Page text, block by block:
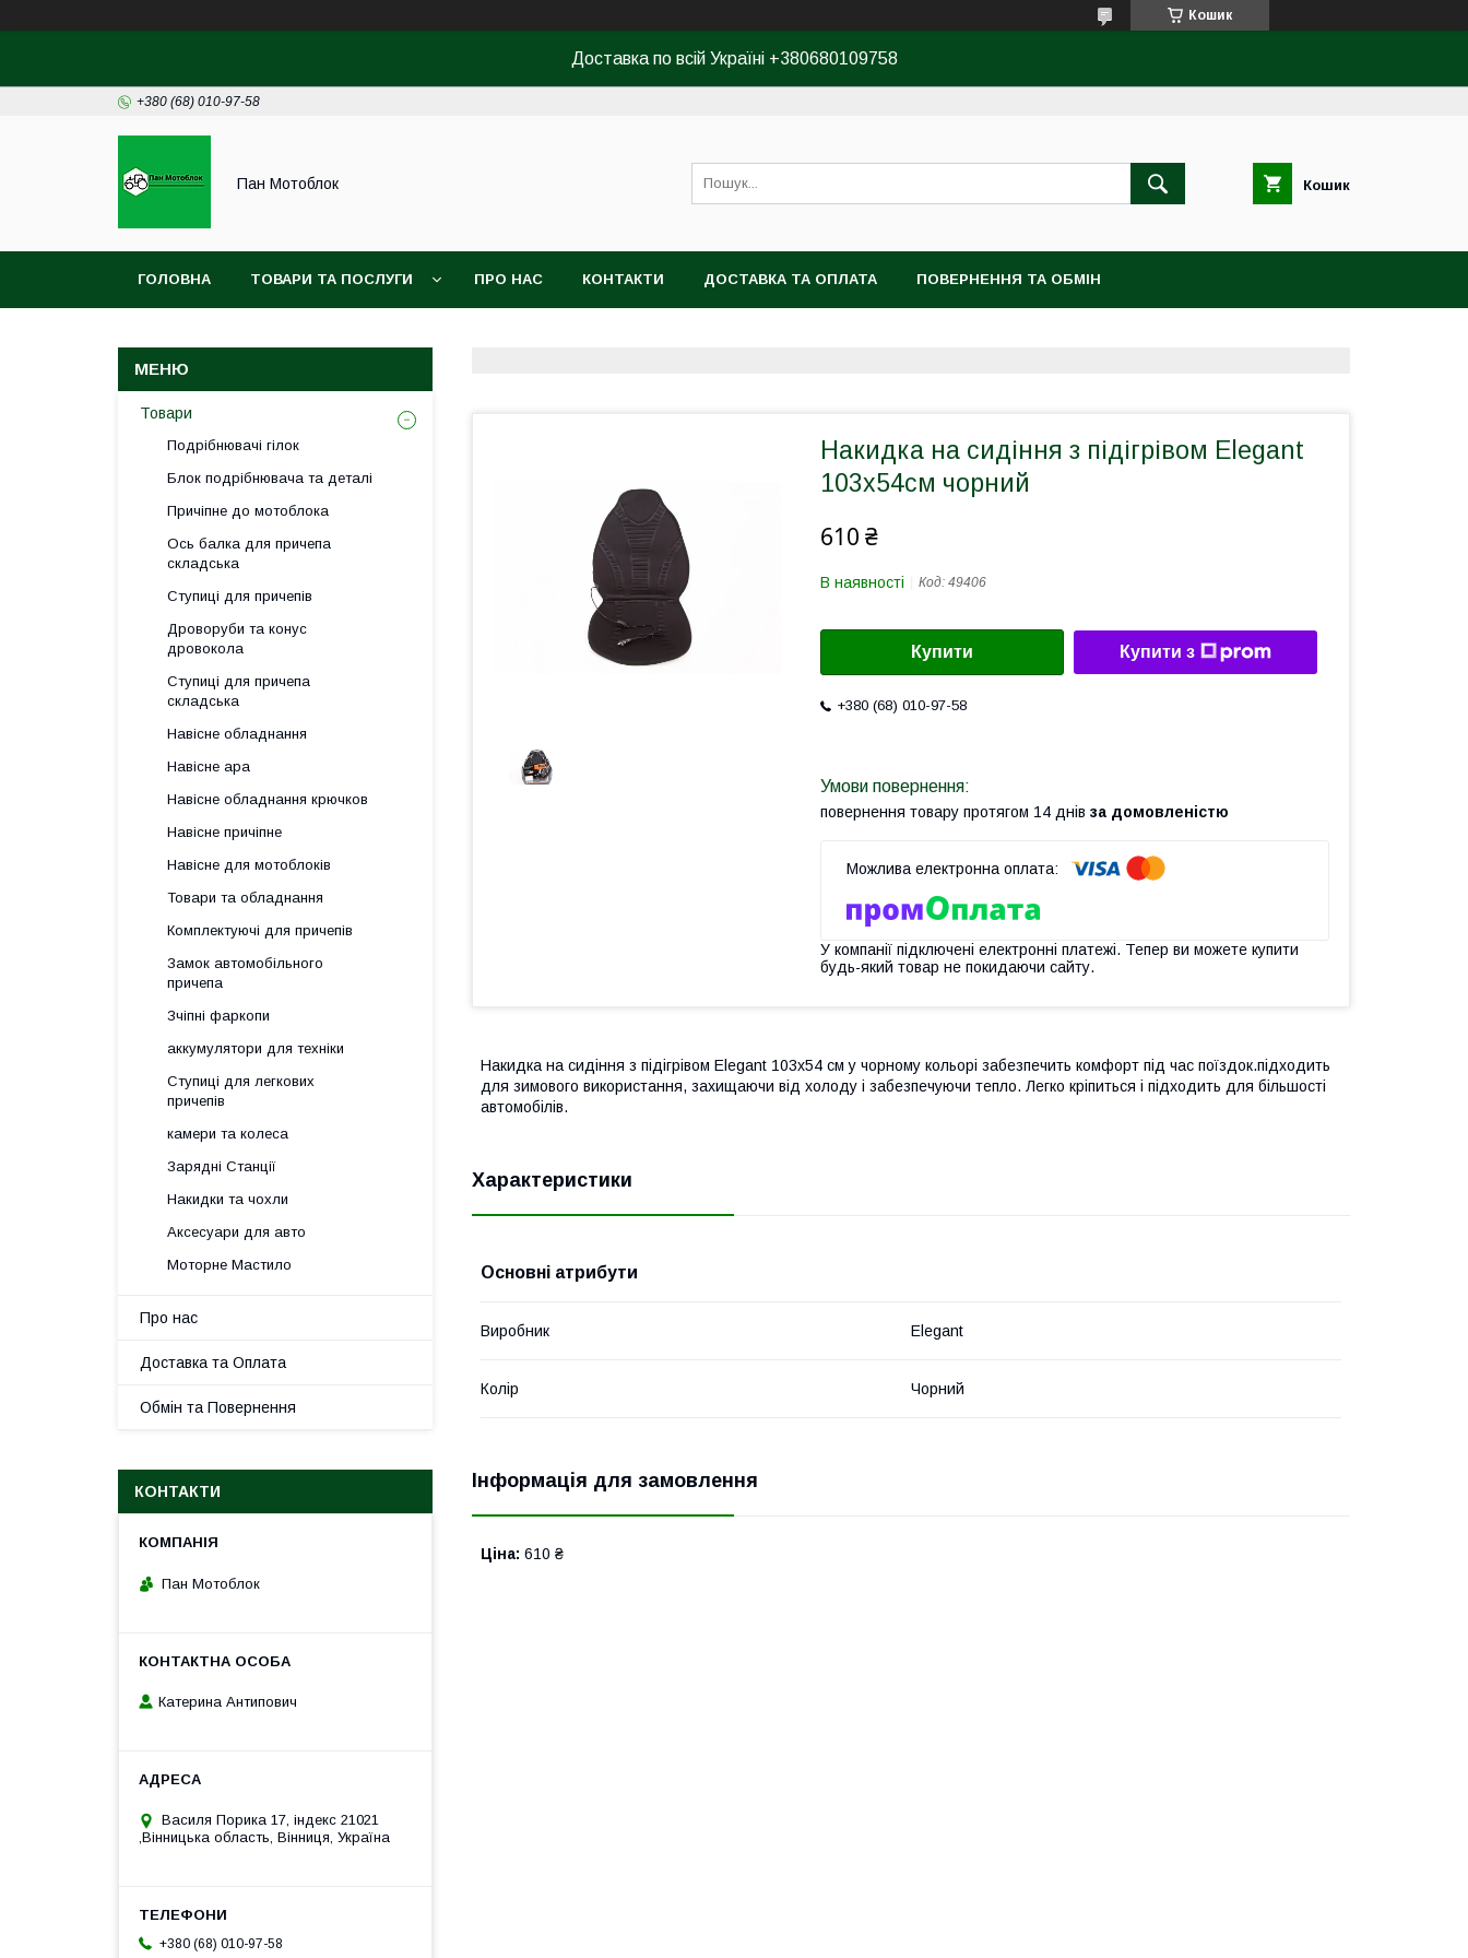
Кошик
Доставка по всій Україні +380680109758
+380 (68) 010-97-58
Пан Мотоблок Кошик
ГОЛОВНА ТОВАРИ ТА ПОСЛУГИ ПРО НАС КОНТАКТИ ДОСТАВКА ТА ОПЛАТА ПОВЕРНЕННЯ ТА ОБМІН
Накидка на сидіння з підігрівом Elegant
103x54см чорний
610 ₴
В наявності Код: 49406
Купити Купити з
+380 (68) 010-97-58
повернення товару протягом 14 днів за домовленістю
У компанії підключені електронні платежі. Тепер ви можете купити
будь-який товар не покидаючи сайту.
Накидка на сидіння з підігрівом Elegant 103x54 см у чорному кольорі забезпечить комфорт під час поїздок.підходить
для зимового використання, захищаючи від холоду і забезпечуючи тепло. Легко кріпиться і підходить для більшості
автомобілів.
Характеристики
Основні атрибути
Виробник Elegant
Колір Чорний
Інформація для замовлення
Ціна: 610 ₴
Товари
Подрібнювачі гілок
Блок подрібнювача та деталі
Причіпне до мотоблока
Ось балка для причепа
складська
Ступиці для причепів
Дроворуби та конус
дровокола
Ступиці для причепа
складська
Навісне обладнання
Навісне ара
Навісне обладнання крючков
Навісне причіпне
Навісне для мотоблоків
Товари та обладнання
Комплектуючі для причепів
Замок автомобільного
причепа
Зчіпні фаркопи
аккумулятори для техніки
Ступиці для легкових
причепів
камери та колеса
Зарядні Станції
Накидки та чохли
Аксесуари для авто
Моторне Мастило
Про нас
Доставка та Оплата
Обмін та Повернення
КОНТАКТИ
Пан Мотоблок
Катерина Антипович
Василя Порика 17, індекс 21021
,Вінницька область, Вінниця, Україна
+380 (68) 010-97-58